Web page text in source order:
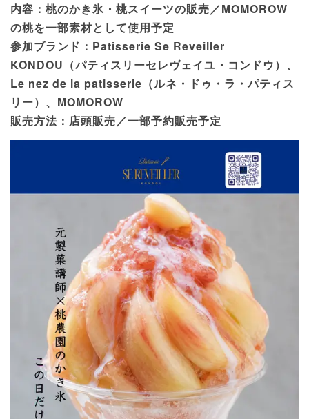
内容：桃のかき氷・桃スイーツの販売／MOMOROW
の桃を一部素材として使用予定
参加ブランド：Patisserie Se Reveiller
KONDOU（パティスリーセレヴェイユ・コンドウ）、
Le nez de la patisserie（ルネ・ドゥ・ラ・パティス
リー）、MOMOROW
販売方法：店頭販売／一部予約販売予定